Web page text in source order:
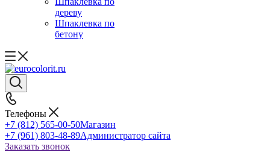
дереву
Шпаклевка по
бетону
Телефоны
+7 (812) 565-00-50Магазин
+7 (961) 803-48-89Администратор сайта
Заказать звонок